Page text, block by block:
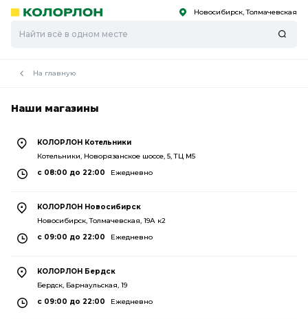
Скоро
Скоро Новосибирск, Толмачевская
На главную
Наши магазины
КОЛОРЛОН Котельники
Котельники, Новорязанское шоссе, 5, ТЦ М5
c 08:00 до 22:00
Ежедневно
КОЛОРЛОН Новосибирск
Новосибирск, Толмачевская, 19А к2
c 09:00 до 22:00
Ежедневно
КОЛОРЛОН Бердск
Бердск, Барнаульская, 19
c 09:00 до 22:00
Ежедневно